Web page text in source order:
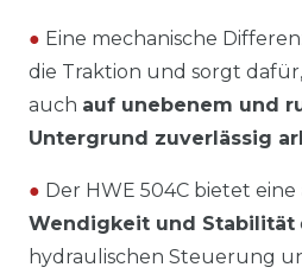
● Eine mechanische
die Traktion und sorgt
auch auf unebenem und
Untergrund zuverlässig
● Der HWE 504C bietet eine
Wendigkeit und Stabilität
hydraulischen Steuerung